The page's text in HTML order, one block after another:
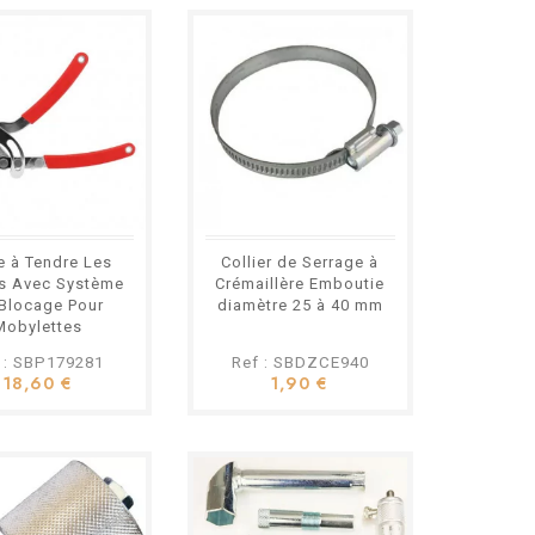
Racing Peugeot
103 avec
Masselottes et
Embrayage
Allégés
119,80 €
: LT500ALL
Racing Type :
: Peugeot 103 /
à variateur
préparé ou
: Prêt à
à Tendre Les
Avec Système
Pour
et Vélos
SBP179281
18,60 €
Collier de Serrage à
Crémaillère Emboutie
diamètre 25 à 40 mm
Ref : SBDZCE940
1,90 €